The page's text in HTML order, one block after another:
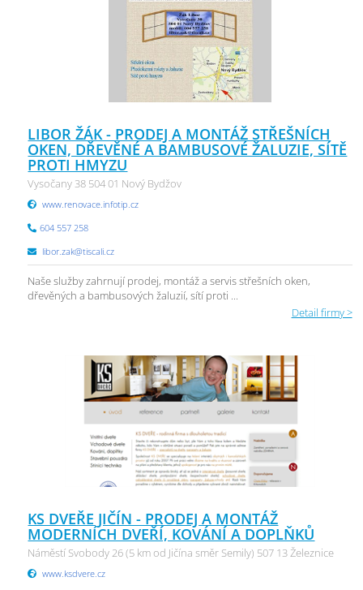
LIBOR ŽÁK - PRODEJ A MONTÁŽ STŘEŠNÍCH
OKEN, DŘEVĚNÉ A BAMBUSOVÉ ŽALUZIE, SÍTĚ
PROTI HMYZU
Vysočany 38 504 01 Nový Bydžov
www.renovace.infotip.cz
604 557 258
libor.zak@tiscali.cz
Naše služby zahrnují prodej, montáž a servis střešních oken,
dřevěných a bambusových žaluzií, sítí proti ...
Detail firmy >
KS DVEŘE JIČÍN - PRODEJ A MONTÁŽ
MODERNÍCH DVEŘÍ, KOVÁNÍ A DOPLŇKŮ
Náměstí Svobody 26 (5 km od Jičína směr Semily) 507 13 Železnice
www.ksdvere.cz